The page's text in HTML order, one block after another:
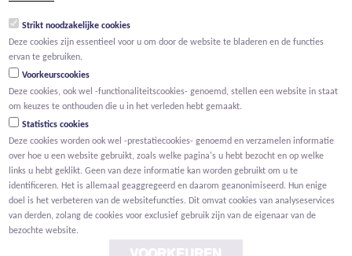
BTW BE 0466.256.432
Strikt noodzakelijke cookies
Deze cookies zijn essentieel voor u om door de website te bladeren en de functies
ervan te gebruiken.
Voorkeurscookies
Deze cookies, ook wel -functionaliteitscookies- genoemd, stellen een website in staat
om keuzes te onthouden die u in het verleden hebt gemaakt.
Statistics cookies
Deze cookies worden ook wel -prestatiecookies- genoemd en verzamelen informatie
over hoe u een website gebruikt, zoals welke pagina's u hebt bezocht en op welke
links u hebt geklikt. Geen van deze informatie kan worden gebruikt om u te
identificeren. Het is allemaal geaggregeerd en daarom geanonimiseerd. Hun enige
doel is het verbeteren van de websitefuncties. Dit omvat cookies van analyseservices
van derden, zolang de cookies voor exclusief gebruik zijn van de eigenaar van de
bezochte website.
VOORKEUREN